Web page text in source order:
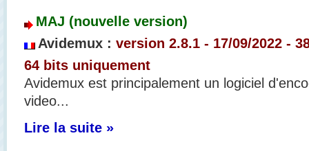
MAJ (nouvelle version)
Avidemux : version 2.8.1 - 17/09/2022 -
64 bits uniquement
Avidemux est principalement un logiciel
video...
Lire la suite »